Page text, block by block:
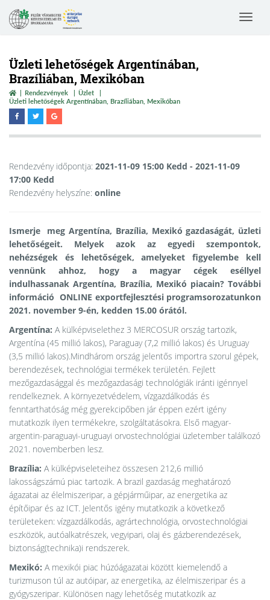
Toggle
Üzleti lehetőségek Argentínában,
Brazíliában, Mexikóban
Rendezvények
Üzlet
Üzleti lehetőségek Argentínában, Brazíliában, Mexikóban
Rendezvény időpontja: 2021-11-09 15:00 Kedd - 2021-11-09
17:00 Kedd
Rendezvény helyszíne: online
Ismerje meg Argentína, Brazília, Mexikó gazdaságát, üzleti
lehetőségeit. Melyek azok az egyedi szempontok,
nehézségek és lehetőségek, amelyeket figyelembe kell
vennünk ahhoz, hogy a magyar cégek eséllyel
indulhassanak Argentína, Brazília, Mexikó piacain? További
információ ONLINE exportfejlesztési programsorozatunkon
2021. november 9-én, kedden 15.00 órától.
Argentína: A külképviselethez 3 MERCOSUR ország tartozik,
Argentína (45 millió lakos), Paraguay (7,2 millió lakos) és Uruguay
(3,5 millió lakos).Mindhárom ország jelentős importra szorul gépek,
berendezések, technológiai termékek területén. Fejlett
mezőgazdasággal és mezőgazdasági technológiák iránti igénnyel
rendelkeznek. A környezetvédelem, vízgazdálkodás és
fenntarthatóság még gyerekcipőben jár éppen ezért igény
mutatkozik ilyen termékekre, szolgáltatásokra. Első magyar-
argentin-paraguayi-uruguayi orvostechnológiai üzletember találkozó
2021. novemberben lesz.
Brazília: A külképviseleteihez összesen 212,6 millió
lakosságszámú piac tartozik. A brazil gazdaság meghatározó
ágazatai az élelmiszeripar, a gépjárműipar, az energetika az
építőipar és az ICT. Jelentős igény mutatkozik a következő
területeken: vízgazdálkodás, agrártechnológia, orvostechnológiai
eszközök, autóalkatrészek, vegyipari, olaj és gázberendezések,
biztonság(technika)i rendszerek.
Mexikó: A mexikói piac húzóágazatai között kiemelendő a
turizmuson túl az autóipar, az energetika, az élelmiszeripar és a
gyógyszeripar. Különösen nagy lehetőség mutatkozik az